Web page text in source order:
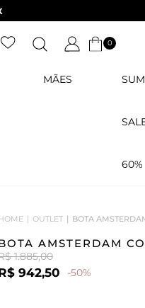
0
MÃES
60%
OUTLET BOTA
AMSTERDAM
1.885,00
942,50 -50%